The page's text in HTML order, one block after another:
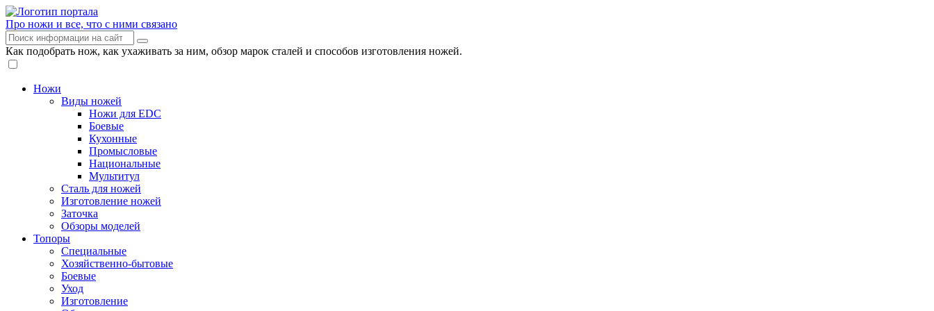
Про ножи и все, что с ними связано
Как подобрать нож, как ухаживать за ним, обзор марок сталей и способов изготовления ножей.
Ножи
Виды ножей
Ножи для EDC
Боевые
Кухонные
Промысловые
Национальные
Мультитул
Сталь для ножей
Изготовление ножей
Заточка
Обзоры моделей
Топоры
Специальные
Хозяйственно-бытовые
Боевые
Уход
Изготовление